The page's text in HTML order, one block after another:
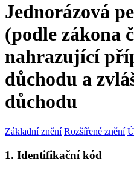
Jednorázová
(podle zákona
nahrazující
důchodu a
důchodu
Základní znění Rozšířené znění
1. Identifikační kód